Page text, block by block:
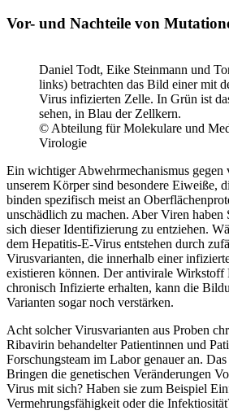
Vor- und Nachteile von
Daniel Todt, Eike Steinmann und
links) betrachten das Bild einer mit
Virus infizierten Zelle. In Grün ist
sehen, in Blau der Zellkern.
© Abteilung für Molekulare und
Virologie
Ein wichtiger Abwehrmechanismus
unserem Körper sind besondere Eiweiße,
binden spezifisch meist an
unschädlich zu machen. Aber Viren haben
sich dieser Identifizierung zu entziehen.
dem Hepatitis-E-Virus entstehen durch
Virusvarianten, die innerhalb einer
existieren können. Der antivirale
chronisch Infizierte erhalten, kann die
Varianten sogar noch verstärken.
Acht solcher Virusvarianten aus Proben
Ribavirin behandelter Patientinnen und
Forschungsteam im Labor genauer an.
Bringen die genetischen Veränderungen
Virus mit sich? Haben sie zum Beispiel
Vermehrungsfähigkeit oder die